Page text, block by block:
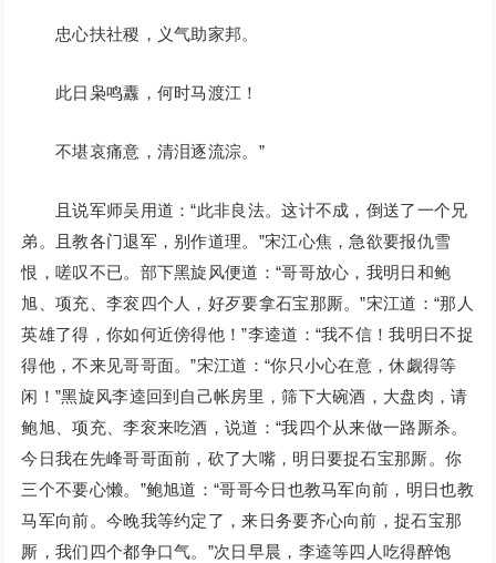
忠心扶社稷，义气助家邦。
此日枭鸣纛，何时马渡江！
不堪哀痛意，清泪逐流淙。”
且说军师吴用道：“此非良法。这计不成，倒送了一个兄
弟。且教各门退军，别作道理。”宋江心焦，急欲要报仇雪
恨，嗟叹不已。部下黑旋风便道：“哥哥放心，我明日和鲍
旭、项充、李衮四个人，好歹要拿石宝那厮。”宋江道：“那人
英雄了得，你如何近傍得他！”李逵道：“我不信！我明日不捉
得他，不来见哥哥面。”宋江道：“你只小心在意，休觑得等
闲！”黑旋风李逵回到自己帐房里，筛下大碗酒，大盘肉，请
鲍旭、项充、李衮来吃酒，说道：“我四个从来做一路厮杀。
今日我在先峰哥哥面前，砍了大嘴，明日要捉石宝那厮。你
三个不要心懒。”鲍旭道：“哥哥今日也教马军向前，明日也教
马军向前。今晚我等约定了，来日务要齐心向前，捉石宝那
厮，我们四个都争口气。”次日早晨，李逵等四人吃得醉饱